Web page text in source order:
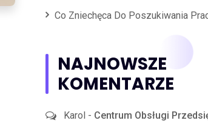
Co Zniechęca Do Poszukiwania
NAJNOWSZE
KOMENTARZE
Karol - Centrum Obsługi